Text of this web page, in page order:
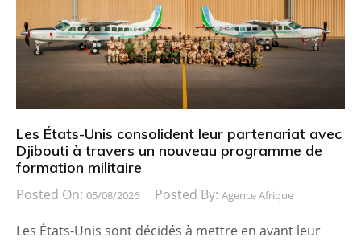
Les États-Unis consolident leur partenariat avec
Djibouti à travers un nouveau programme de
formation militaire
Posted On: 05/08/2026 Posted By: Agence Afrique
Les États-Unis sont décidés à mettre en avant leur